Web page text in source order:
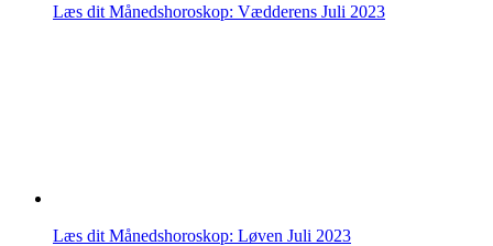
Læs dit Månedshoroskop: Vædderens Juli 2023
Læs dit Månedshoroskop: Løven Juli 2023